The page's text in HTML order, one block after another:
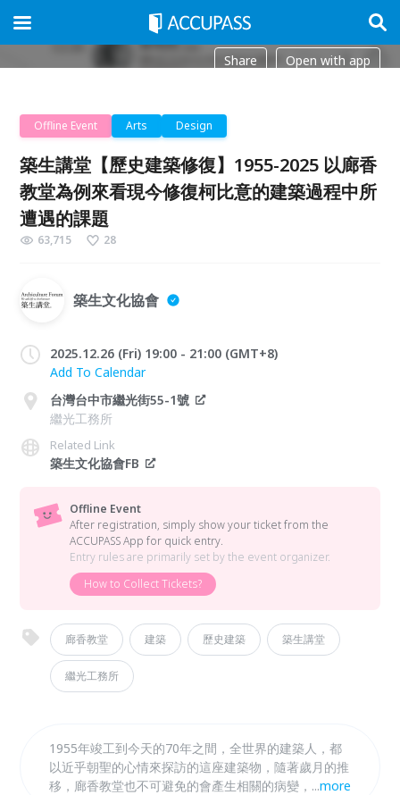
Share Open with app
Offline Event Arts Design
築生講堂【歷史建築修復】1955-2025 以廊香
教堂為例來看現今修復柯比意的建築過程中所
遭遇的課題
63,715 28
築生文化協會
2025.12.26 (Fri) 19:00 - 21:00 (GMT+8)
Add To Calendar
台灣台中市繼光街55-1號
繼光工務所
Related Link
築生文化協會FB
Offline Event
After registration, simply show your ticket from the
ACCUPASS App for quick entry.
Entry rules are primarily set by the event organizer.
How to Collect Tickets?
廊香教堂 建築 歷史建築 築生講堂
繼光工務所
1955年竣工到今天的70年之間，全世界的建築人，都
以近乎朝聖的心情來探訪的這座建築物，隨著歲月的推
移，廊香教堂也不可避免的會產生相關的病變，需要專
...more